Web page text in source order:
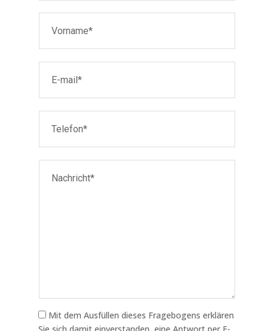
Mit dem Ausfüllen dieses Fragebogens erklären